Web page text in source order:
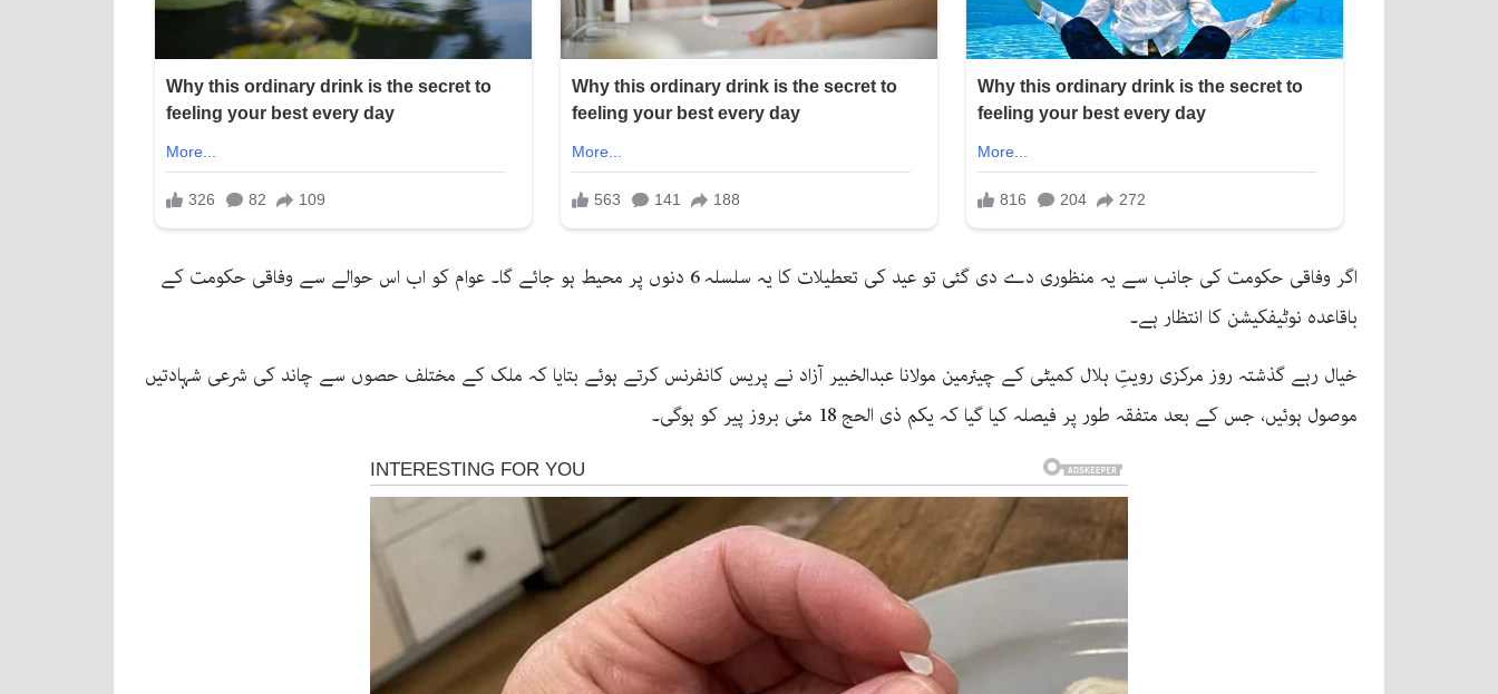
اگر وفاقی حکومت کی جانب سے یہ منظوری دے دی گئی تو عید کی تعطیلات کا یہ سلسلہ 6 دنوں پر محیط ہو جائے گا۔ عوام کو اب اس حوالے سے وفاقی حکومت کے
باقاعدہ نوٹیفکیشن کا انتظار ہے۔
خیال رہے گذشتہ روز مرکزی رویتِ ہلال کمیٹی کے چیئرمین مولانا عبدالخبیر آزاد نے پریس کانفرنس کرتے ہوئے بتایا کہ ملک کے مختلف حصوں سے چاند کی شرعی شہادتیں
موصول ہوئیں، جس کے بعد متفقہ طور پر فیصلہ کیا گیا کہ یکم ذی الحج 18 مئی بروز پیر کو ہوگی۔